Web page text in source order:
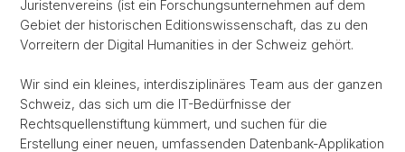
Juristenvereins (ist ein Forschungsunternehmen auf dem
Gebiet der historischen Editionswissenschaft, das zu den
Vorreitern der Digital Humanities in der Schweiz gehört.
Wir sind ein kleines, interdisziplinäres Team aus der ganzen
Schweiz, das sich um die IT-Bedürfnisse der
Rechtsquellenstiftung kümmert, und suchen für die
Erstellung einer neuen, umfassenden Datenbank-Applikation